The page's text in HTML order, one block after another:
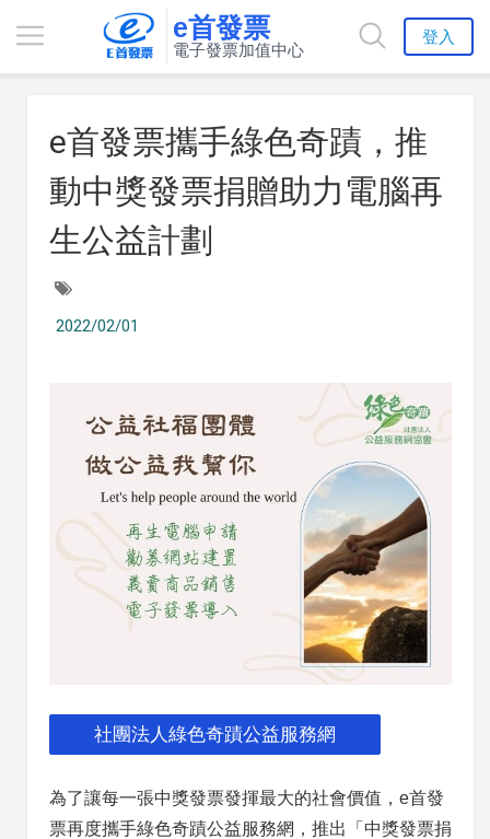
e首發票
電子發票加值中心
登入
e首發票攜手綠色奇蹟，推
動中獎發票捐贈助力電腦再
生公益計劃
2022/02/01
社團法人綠色奇蹟公益服務網
為了讓每一張中獎發票發揮最大的社會價值，e首發
票再度攜手綠色奇蹟公益服務網，推出「中獎發票捐